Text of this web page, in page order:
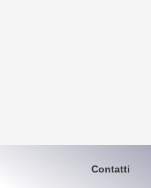
Contatti